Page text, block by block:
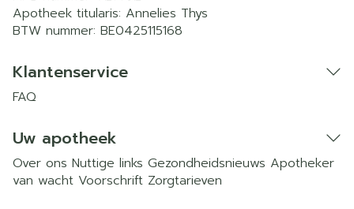
Apotheek titularis: Annelies Thys
BTW nummer: BE0425115168
Klantenservice
FAQ
Uw apotheek
Over ons Nuttige links Gezondheidsnieuws Apotheker
van wacht Voorschrift Zorgtarieven